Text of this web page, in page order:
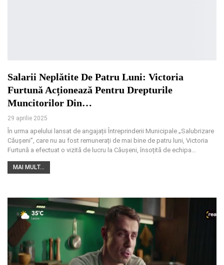
Salarii Neplătite De Patru Luni: Victoria
Furtună Acționează Pentru Drepturile
Muncitorilor Din…
29 aprilie 2025
În urma apelului lansat de angajații Întreprinderii Municipale „Salubrizare
Căușeni”, care nu au fost remunerați de mai bine de patru luni, Victoria
Furtună a efectuat o vizită de lucru la Căușeni, însoțită de echipa…
MAI MULT...